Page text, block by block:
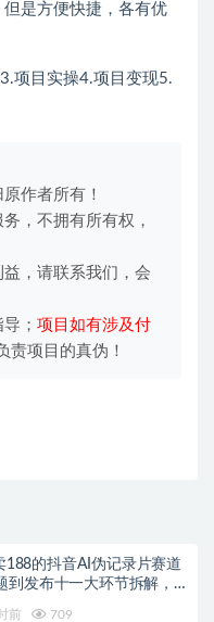
是方便快捷，各有优
项目实操4.项目变现5.
作者所有！
，不拥有所有权，
，请联系我们，会
； 项目如有涉及付
责项目的真伪！
188的抖音AI伪记录片赛道
到发布十一大环节拆解，
前 709